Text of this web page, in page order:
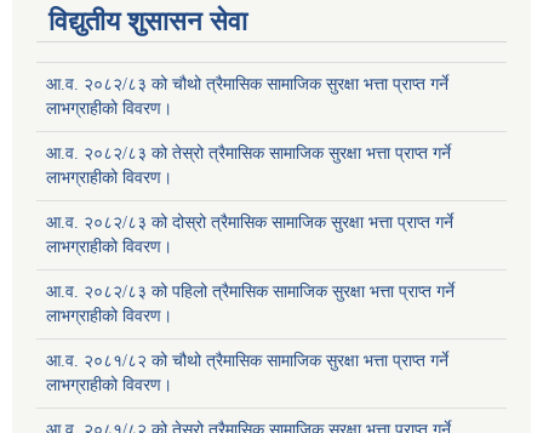
विद्युतीय शुसासन सेवा
आ.व. २०८२/८३ को चौथो त्रैमासिक सामाजिक सुरक्षा भत्ता प्राप्त गर्ने
लाभग्राहीको विवरण।
आ.व. २०८२/८३ को तेस्रो त्रैमासिक सामाजिक सुरक्षा भत्ता प्राप्त गर्ने
लाभग्राहीको विवरण।
आ.व. २०८२/८३ को दोस्रो त्रैमासिक सामाजिक सुरक्षा भत्ता प्राप्त गर्ने
लाभग्राहीको विवरण।
आ.व. २०८२/८३ को पहिलो त्रैमासिक सामाजिक सुरक्षा भत्ता प्राप्त गर्ने
लाभग्राहीको विवरण।
आ.व. २०८१/८२ को चौथो त्रैमासिक सामाजिक सुरक्षा भत्ता प्राप्त गर्ने
लाभग्राहीको विवरण।